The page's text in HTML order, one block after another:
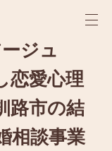
ジュ
恋愛心理
路市の結
相談事業